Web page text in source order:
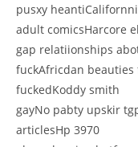
pusxy
adult comicsHarcore
gap relatiionships
fuckAfricdan
fuckedKoddy smith
gayNo pabty upskir
articlesHp 3970